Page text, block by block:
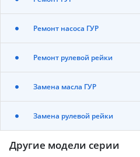
Ремонт насоса ГУР
Ремонт рулевой рейки
Замена масла ГУР
Замена рулевой рейки
Другие модели серии